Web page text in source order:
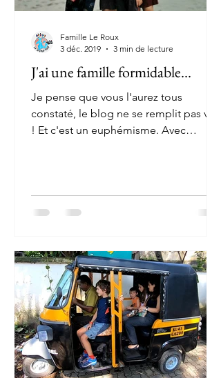
J'ai une famille formidable...
Je pense que vous l'aurez tous
constaté, le blog ne se remplit pas vite
! Et c'est un euphémisme. Avec
Famille Le Roux
3 déc. 2019
3 min de lecture